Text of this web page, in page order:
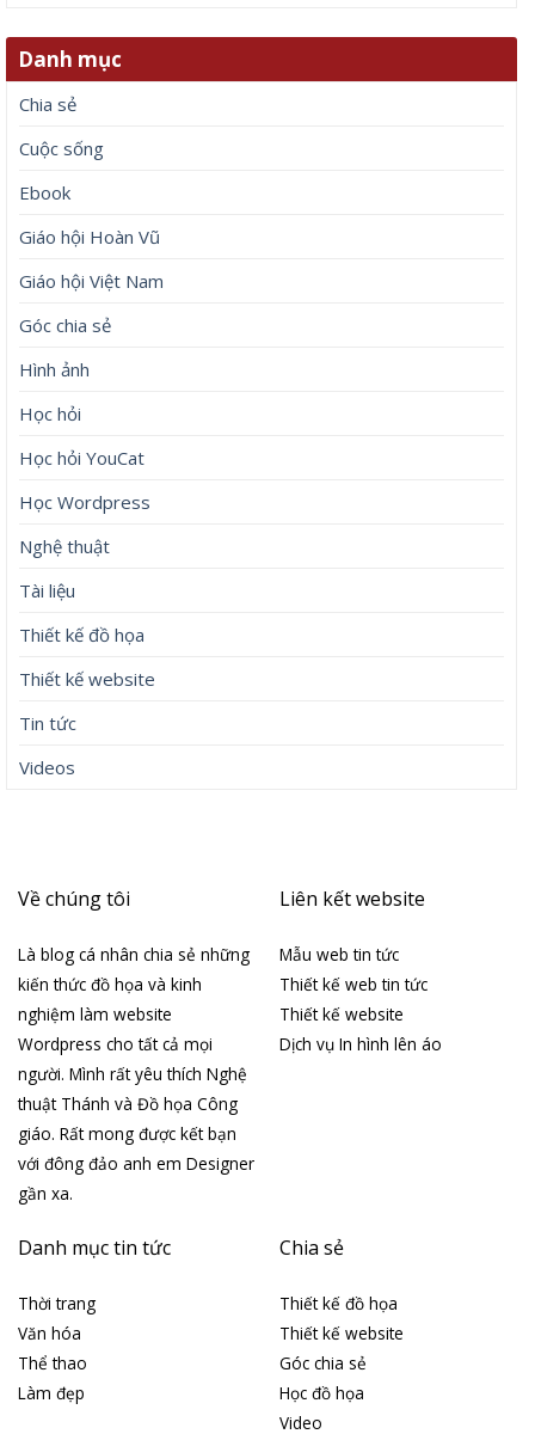
Danh mục
Chia sẻ
Cuộc sống
Ebook
Giáo hội Hoàn Vũ
Giáo hội Việt Nam
Góc chia sẻ
Hình ảnh
Học hỏi
Học hỏi YouCat
Học Wordpress
Nghệ thuật
Tài liệu
Thiết kế đồ họa
Thiết kế website
Tin tức
Videos
Về chúng tôi
Là blog cá nhân chia sẻ những
kiến thức đồ họa và kinh
nghiệm làm website
Wordpress cho tất cả mọi
người. Mình rất yêu thích Nghệ
thuật Thánh và Đồ họa Công
giáo. Rất mong được kết bạn
với đông đảo anh em Designer
gần xa.
Liên kết website
Mẫu web tin tức
Thiết kế web tin tức
Thiết kế website
Dịch vụ In hình lên áo
Danh mục tin tức
Thời trang
Văn hóa
Thể thao
Làm đẹp
Chia sẻ
Thiết kế đồ họa
Thiết kế website
Góc chia sẻ
Học đồ họa
Video